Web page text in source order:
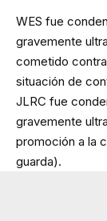
WES fue
gravemente
cometido
situación de
JLRC fue
gravemente
promoción a la
guarda).